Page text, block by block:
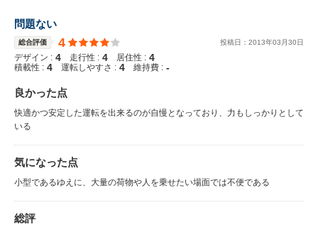
問題ない
総合評価 4 投稿日： 2013年03 月30日
デザイン : 4 走行性 : 4 居住性 : 4
積載性 : 4 運転しやすさ : 4 維持費 : -
良かった点
快適かつ安定した運転を出来るのが自慢となっており、力もしっかりとして
いる
気になった点
小型であるゆえに、大量の荷物や人を乗せたい場面では不便である
総評